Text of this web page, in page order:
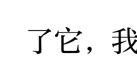
了它，